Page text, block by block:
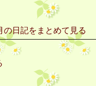
の日記をまとめて見る